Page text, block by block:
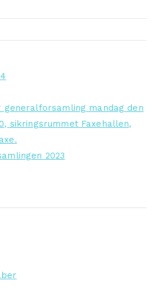
mandag den
sikringsrummet Faxehallen,
2023